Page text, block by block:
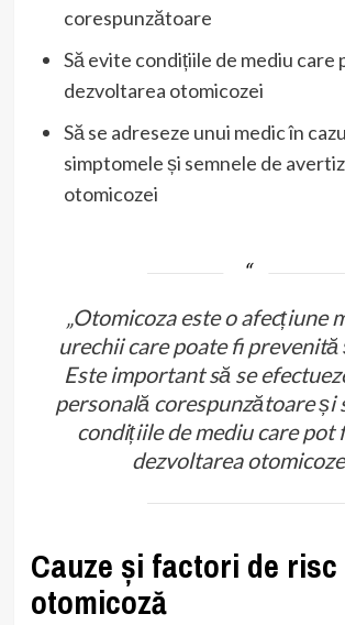
corespunzătoare
Să evite condițiile de mediu care
dezvoltarea otomicozei
Să se adreseze unui medic în
simptomele și semnele de
otomicozei
„Otomicoza este o afecțiune
urechii care poate fi
Este important să se
personală corespunzătoare și
condițiile de mediu care pot
dezvoltarea
Cauze și factori de
otomicoză